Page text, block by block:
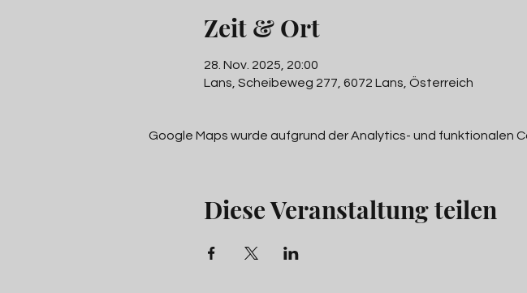
Zeit & Ort
28. Nov. 2025, 20:00
Lans, Scheibeweg 277, 6072 Lans, Österreich
Google Maps wurde aufgrund der Analytics- und funktionalen
Diese Veranstaltung teilen